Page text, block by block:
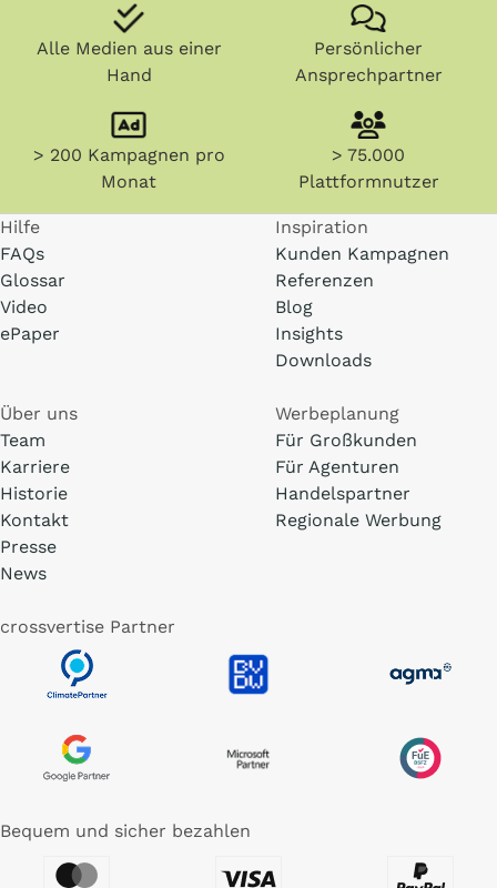
Alle Medien aus einer
Hand
Persönlicher
Ansprechpartner
> 200 Kampagnen pro
Monat
> 75.000
Plattformnutzer
Hilfe
FAQs
Glossar
Video
ePaper
Inspiration
Kunden Kampagnen
Referenzen
Blog
Insights
Downloads
Über uns
Team
Karriere
Historie
Kontakt
Presse
News
Werbeplanung
Für Großkunden
Für Agenturen
Handelspartner
Regionale Werbung
crossvertise Partner
Bequem und sicher bezahlen